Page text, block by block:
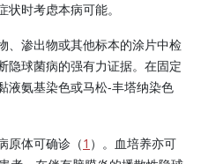
时考虑本病可能。
、渗出物或其他标本的涂片中检
隐球菌病的强有力证据。在固定
液氨基染色或马松-丰塔纳染色
原体可确诊（1 ）。血培养亦可